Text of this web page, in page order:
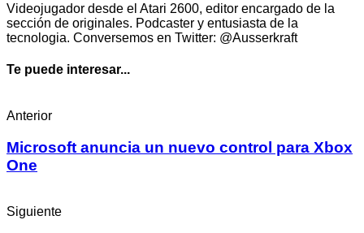
Videojugador desde el Atari 2600, editor encargado de la
sección de originales. Podcaster y entusiasta de la
tecnologia. Conversemos en Twitter: @Ausserkraft
Te puede interesar...
Anterior
Microsoft anuncia un nuevo control para Xbox
One
Siguiente